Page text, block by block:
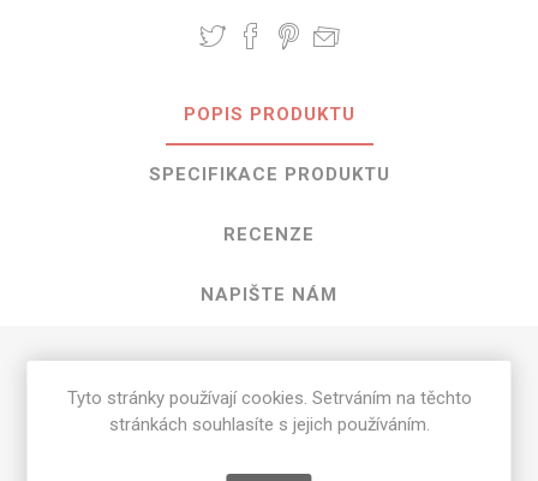
POPIS PRODUKTU
SPECIFIKACE PRODUKTU
RECENZE
NAPIŠTE NÁM
1300 mm
Tyto stránky používají cookies. Setrváním na těchto
stránkách souhlasíte s jejich používáním.